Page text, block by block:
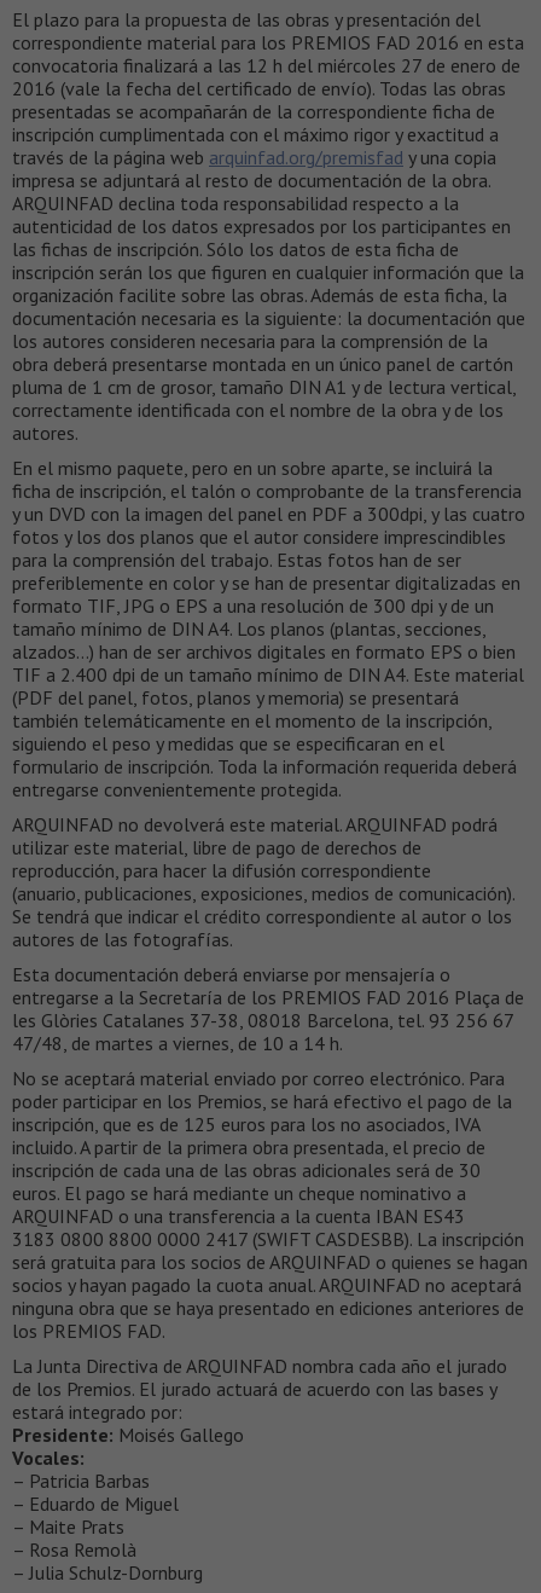
El plazo para la propuesta de las obras y presentación del
correspondiente material para los PREMIOS FAD 2016 en esta
convocatoria finalizará a las 12 h del miércoles 27 de enero de
2016 (vale la fecha del certificado de envío). Todas las obras
presentadas se acompañarán de la correspondiente ficha de
inscripción cumplimentada con el máximo rigor y exactitud a
través de la página web arquinfad.org/premisfad y una copia
impresa se adjuntará al resto de documentación de la obra.
ARQUINFAD declina toda responsabilidad respecto a la
autenticidad de los datos expresados por los participantes en
las fichas de inscripción. Sólo los datos de esta ficha de
inscripción serán los que figuren en cualquier información que la
organización facilite sobre las obras. Además de esta ficha, la
documentación necesaria es la siguiente: la documentación que
los autores consideren necesaria para la comprensión de la
obra deberá presentarse montada en un único panel de cartón
pluma de 1 cm de grosor, tamaño DIN A1 y de lectura vertical,
correctamente identificada con el nombre de la obra y de los
autores.
En el mismo paquete, pero en un sobre aparte, se incluirá la
ficha de inscripción, el talón o comprobante de la transferencia
y un DVD con la imagen del panel en PDF a 300dpi, y las cuatro
fotos y los dos planos que el autor considere imprescindibles
para la comprensión del trabajo. Estas fotos han de ser
preferiblemente en color y se han de presentar digitalizadas en
formato TIF, JPG o EPS a una resolución de 300 dpi y de un
tamaño mínimo de DIN A4. Los planos (plantas, secciones,
alzados…) han de ser archivos digitales en formato EPS o bien
TIF a 2.400 dpi de un tamaño mínimo de DIN A4. Este material
(PDF del panel, fotos, planos y memoria) se presentará
también telemáticamente en el momento de la inscripción,
siguiendo el peso y medidas que se especificaran en el
formulario de inscripción. Toda la información requerida deberá
entregarse convenientemente protegida.
ARQUINFAD no devolverá este material. ARQUINFAD podrá
utilizar este material, libre de pago de derechos de
reproducción, para hacer la difusión correspondiente
(anuario, publicaciones, exposiciones, medios de comunicación).
Se tendrá que indicar el crédito correspondiente al autor o los
autores de las fotografías.
Esta documentación deberá enviarse por mensajería o
entregarse a la Secretaría de los PREMIOS FAD 2016 Plaça de
les Glòries Catalanes 37-38, 08018 Barcelona, tel. 93 256 67
47/48, de martes a viernes, de 10 a 14 h.
No se aceptará material enviado por correo electrónico. Para
poder participar en los Premios, se hará efectivo el pago de la
inscripción, que es de 125 euros para los no asociados, IVA
incluido. A partir de la primera obra presentada, el precio de
inscripción de cada una de las obras adicionales será de 30
euros. El pago se hará mediante un cheque nominativo a
ARQUINFAD o una transferencia a la cuenta IBAN ES43
3183 0800 8800 0000 2417 (SWIFT CASDESBB). La inscripción
será gratuita para los socios de ARQUINFAD o quienes se hagan
socios y hayan pagado la cuota anual. ARQUINFAD no aceptará
ninguna obra que se haya presentado en ediciones anteriores de
los PREMIOS FAD.
La Junta Directiva de ARQUINFAD nombra cada año el jurado
de los Premios. El jurado actuará de acuerdo con las bases y
estará integrado por:
Presidente: Moisés Gallego
Vocales:
– Patricia Barbas
– Eduardo de Miguel
– Maite Prats
– Rosa Remolà
– Julia Schulz-Dornburg